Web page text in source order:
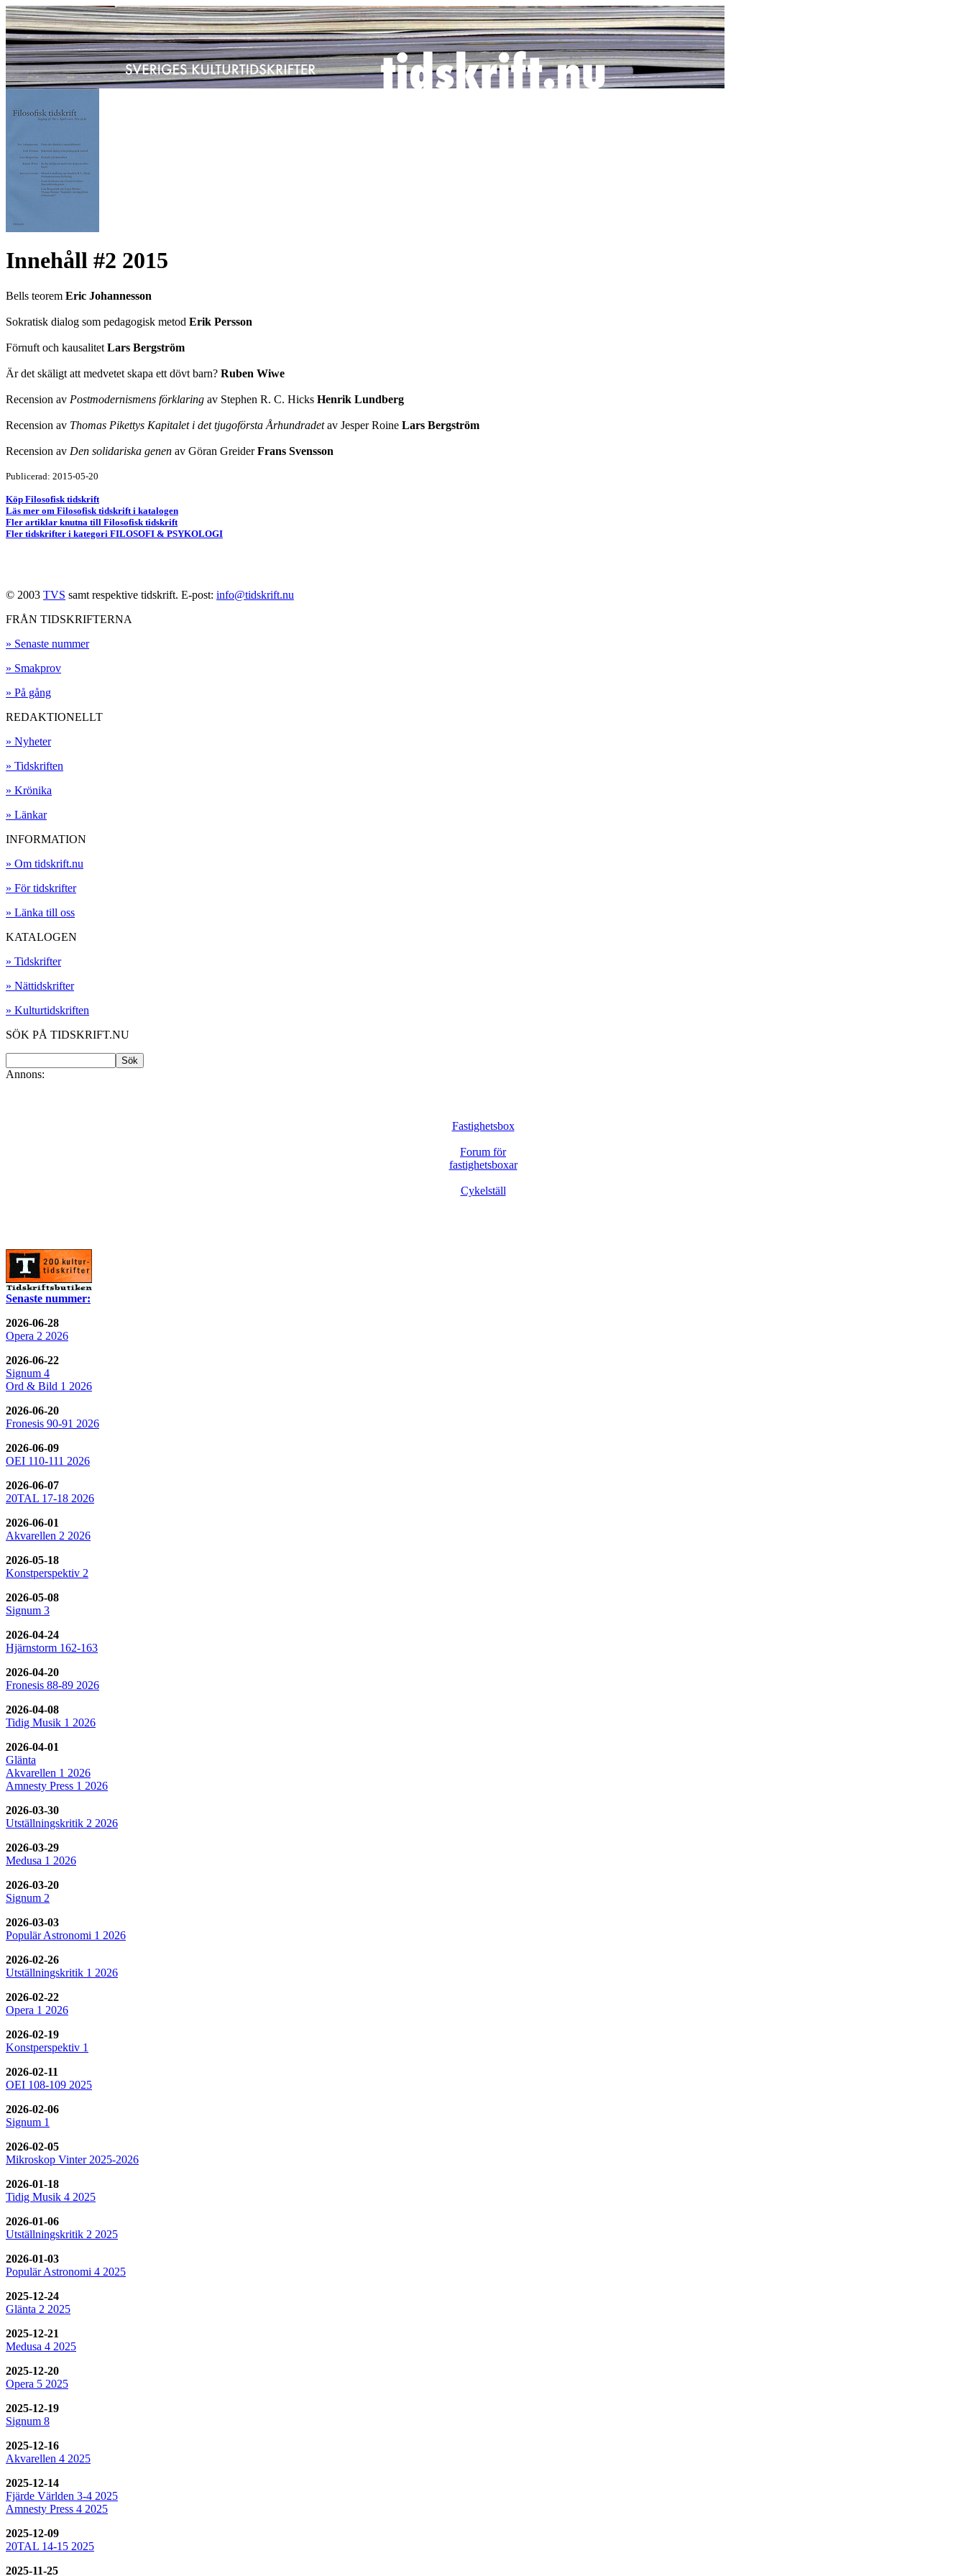
Innehåll #2 2015
Bells teorem Eric Johannesson
Sokratisk dialog som pedagogisk metod Erik Persson
Förnuft och kausalitet Lars Bergström
Är det skäligt att medvetet skapa ett dövt barn? Ruben Wiwe
Recension av Postmodernismens förklaring av Stephen R. C. Hicks Henrik Lundberg
Recension av Thomas Pikettys Kapitalet i det tjugoförsta Århundradetav Jesper Roine Lars Bergström
Recension av Den solidariska genen av Göran GreiderFrans Svensson
Publicerad: 2015-05-20
Köp Filosofisk tidskrift
Läs mer om Filosofisk tidskrift i katalogen
Fler artiklar knutna till Filosofisk tidskrift
Fler tidskrifter i kategori FILOSOFI & PSYKOLOGI
© 2003 TVS samt respektive tidskrift. E-post: info@tidskrift.nu
FRÅN TIDSKRIFTERNA
» Senaste nummer
» Smakprov
» På gång
REDAKTIONELLT
» Nyheter
» Tidskriften
» Krönika
» Länkar
INFORMATION
» Om tidskrift.nu
» För tidskrifter
» Länka till oss
KATALOGEN
» Tidskrifter
» Nättidskrifter
» Kulturtidskriften
SÖK PÅ TIDSKRIFT.NU
Annons:
Fastighetsbox
Forum för
fastighetsboxar
Cykelställ
Senaste nummer:
2026-06-28
Opera 2 2026
2026-06-22
Signum 4
Ord & Bild 1 2026
2026-06-20
Fronesis 90-91 2026
2026-06-09
OEI 110-111 2026
2026-06-07
20TAL 17-18 2026
2026-06-01
Akvarellen 2 2026
2026-05-18
Konstperspektiv 2
2026-05-08
Signum 3
2026-04-24
Hjärnstorm 162-163
2026-04-20
Fronesis 88-89 2026
2026-04-08
Tidig Musik 1 2026
2026-04-01
Glänta
Akvarellen 1 2026
Amnesty Press 1 2026
2026-03-30
Utställningskritik 2 2026
2026-03-29
Medusa 1 2026
2026-03-20
Signum 2
2026-03-03
Populär Astronomi 1 2026
2026-02-26
Utställningskritik 1 2026
2026-02-22
Opera 1 2026
2026-02-19
Konstperspektiv 1
2026-02-11
OEI 108-109 2025
2026-02-06
Signum 1
2026-02-05
Mikroskop Vinter 2025-2026
2026-01-18
Tidig Musik 4 2025
2026-01-06
Utställningskritik 2 2025
2026-01-03
Populär Astronomi 4 2025
2025-12-24
Glänta 2 2025
2025-12-21
Medusa 4 2025
2025-12-20
Opera 5 2025
2025-12-19
Signum 8
2025-12-16
Akvarellen 4 2025
2025-12-14
Fjärde Världen 3-4 2025
Amnesty Press 4 2025
2025-12-09
20TAL 14-15 2025
2025-11-25